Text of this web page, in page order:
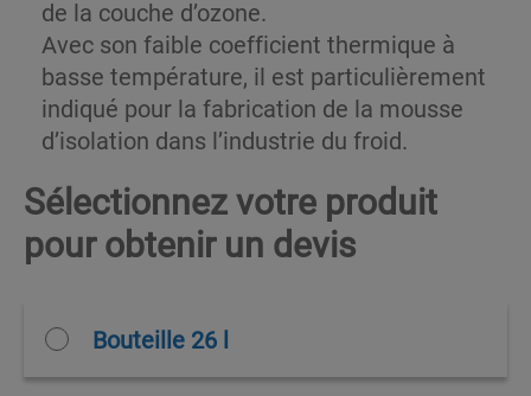
de la couche d’ozone.
Avec son faible coefficient thermique à
basse température, il est particulièrement
indiqué pour la fabrication de la mousse
d’isolation dans l’industrie du froid.
Sélectionnez votre produit
pour obtenir un devis
Bouteille 26 l